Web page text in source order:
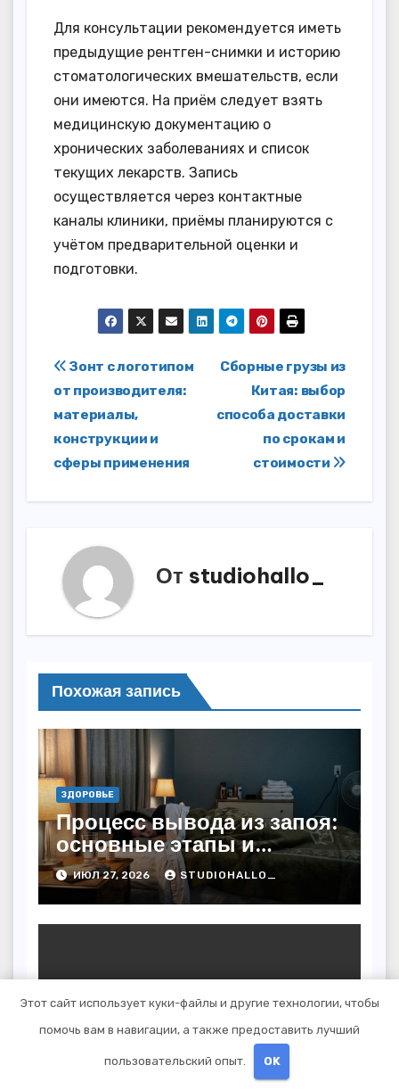
Для консультации рекомендуется иметь
предыдущие рентген-снимки и историю
стоматологических вмешательств, если
они имеются. На приём следует взять
медицинскую документацию о
хронических заболеваниях и список
текущих лекарств. Запись
осуществляется через контактные
каналы клиники, приёмы планируются с
учётом предварительной оценки и
подготовки.
Навигация
по
записям
Сборные грузы из
Китая: выбор
способа доставки
по срокам и
стоимости
Зонт с логотипом
от производителя:
материалы,
конструкции и
сферы применения
От studiohallo_
Похожая запись
ЗДОРОВЬЕ
Процесс вывода из запоя:
основные этапы и
методы
ИЮЛ 27, 2026 STUDIOHALLO_
Веб-администрирование
средствами RDP: обзор
технических решений
Этот сайт использует куки-файлы и другие технологии, чтобы
помочь вам в навигации, а также предоставить лучший
пользовательский опыт. OK